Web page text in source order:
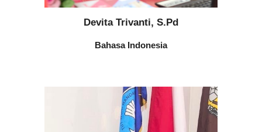
Devita Trivanti, S.Pd
Bahasa Indonesia